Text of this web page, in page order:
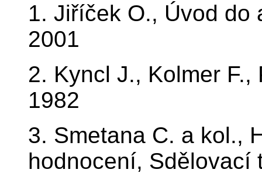
1. Jiříček O., Úvod do
2001
2. Kyncl J., Kolmer
1982
3. Smetana C. a kol.,
hodnocení, Sdělovací